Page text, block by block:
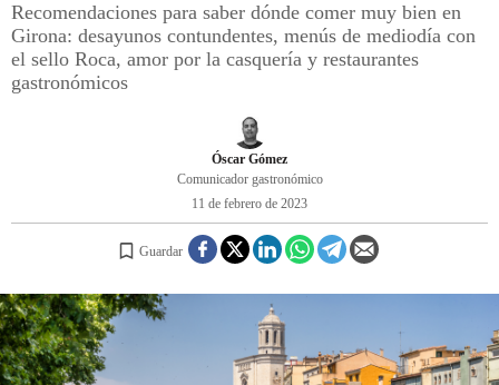
ÍDOLOS DE MESAS
CUADERNO DE VIAJE
INICIAR SESIÓN
Recomendaciones para saber dónde comer muy bien en
Girona: desayunos contundentes, menús de mediodía con
el sello Roca, amor por la casquería y restaurantes
gastronómicos
Óscar Gómez
Comunicador gastronómico
11 de febrero de 2023
Guardar